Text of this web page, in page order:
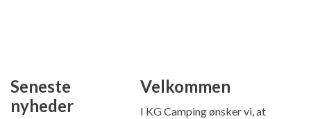
Seneste
nyheder
Velkommen
I KG Camping ønsker vi, at